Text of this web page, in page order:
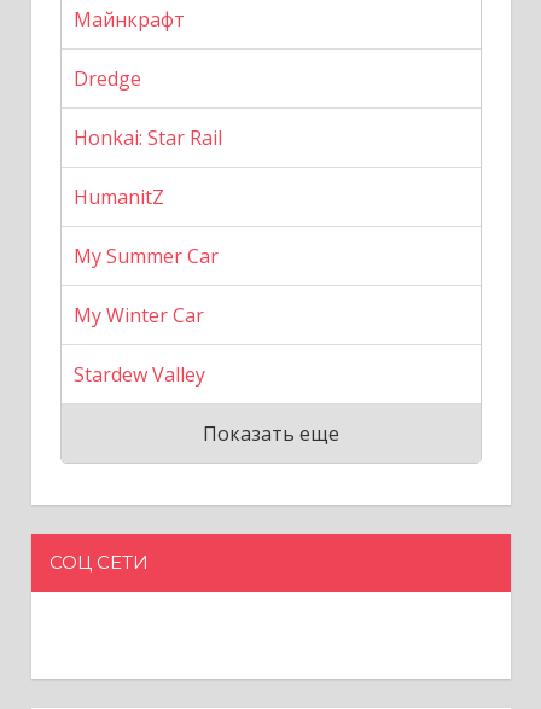
Майнкрафт
Dredge
Honkai: Star Rail
HumanitZ
My Summer Car
My Winter Car
Stardew Valley
Показать еще
СОЦ СЕТИ